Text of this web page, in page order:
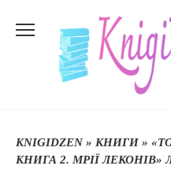
до
KNIGIDZEN» КНИГИ »
КНИГА 2. МРІЇ ЛЕКОНІВ»